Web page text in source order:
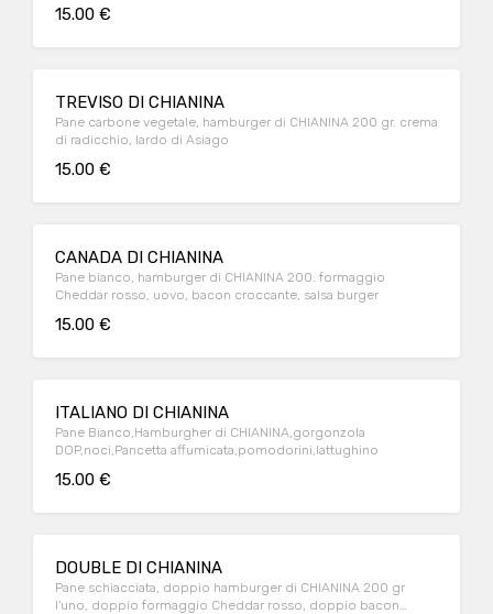
15.00 €
TREVISO DI CHIANINA
Pane carbone vegetale, hamburger di CHIANINA 200 gr. crema
di radicchio, lardo di Asiago
15.00 €
CANADA DI CHIANINA
Pane bianco, hamburger di CHIANINA 200. formaggio
Cheddar rosso, uovo, bacon croccante, salsa burger
15.00 €
ITALIANO DI CHIANINA
Pane Bianco,Hamburgher di CHIANINA,gorgonzola
DOP,noci,Pancetta affumicata,pomodorini,lattughino
15.00 €
DOUBLE DI CHIANINA
Pane schiacciata, doppio hamburger di CHIANINA 200 gr
l'uno, doppio formaggio Cheddar rosso, doppio bacon